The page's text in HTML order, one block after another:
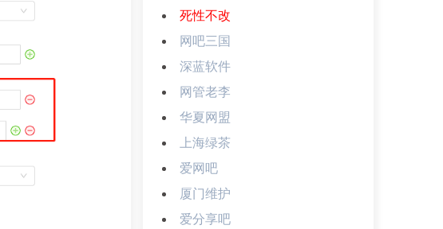
死性不改
网吧三国
深蓝软件
网管老李
华夏网盟
上海绿茶
爱网吧
厦门维护
爱分享吧